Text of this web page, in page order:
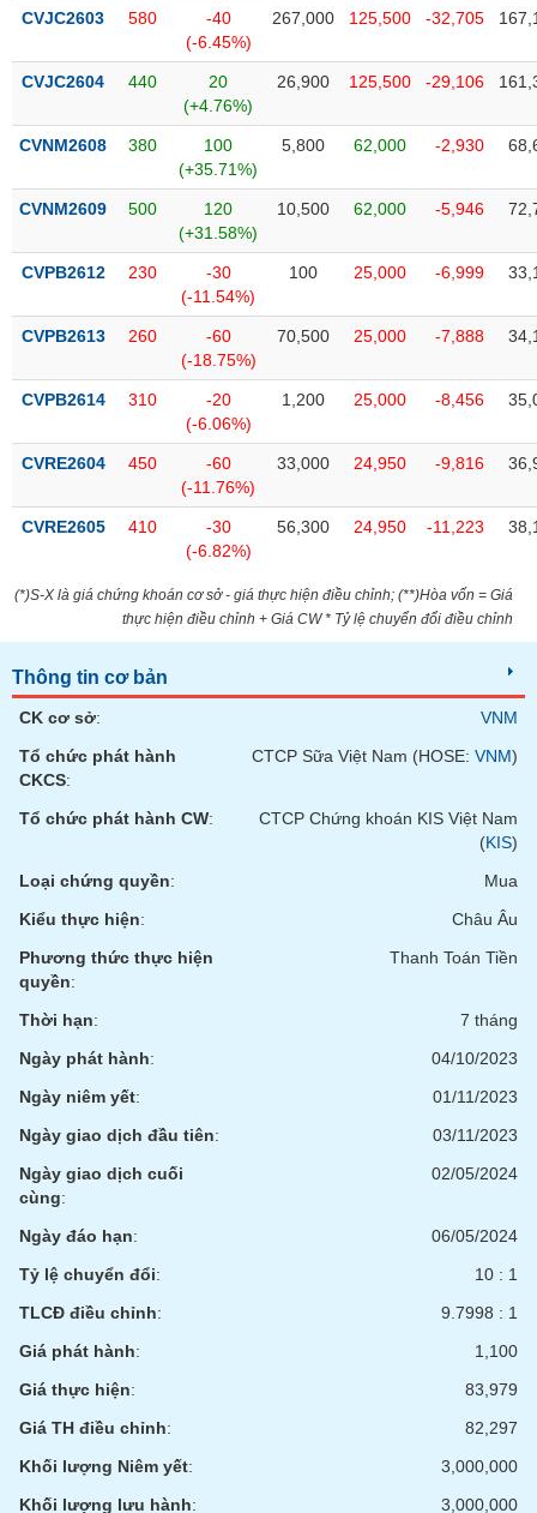
CVJC2603 580
-40
(-6.45%)
267,000 125,500 -32,705
CVJC2604 440
20
(+4.76%)
26,900 125,500 -29,106
CVNM2608 380
100
(+35.71%)
5,800 62,000 -2,930
CVNM2609 500
120
(+31.58%)
10,500 62,000 -5,946
CVPB2612 230
-30
(-11.54%)
100 25,000 -6,999
CVPB2613 260
-60
(-18.75%)
70,500 25,000 -7,888
CVPB2614 310
-20
(-6.06%)
1,200 25,000 -8,456
CVRE2604 450
-60
(-11.76%)
33,000 24,950 -9,816
CVRE2605 410
-30
(-6.82%)
56,300 24,950 -11,223
(*)S-X là giá chứng khoán cơ sở - giá thực hiện điều chỉnh; (**)Hòa vốn = Giá
thực hiện điều chỉnh + Giá CW * Tỷ lệ chuyển đổi điều chỉnh
Thông tin cơ bản
CK cơ sở:
VNM
Tổ chức phát hành
CKCS:
CTCP Sữa Việt Nam (HOSE: VNM)
Tổ chức phát hành CW:
CTCP Chứng khoán KIS Việt Nam
(KIS)
Loại chứng quyền:
Mua
Kiểu thực hiện:
Châu Âu
Phương thức thực hiện
quyền:
Thanh Toán Tiền
Thời hạn:
7 tháng
Ngày phát hành:
04/10/2023
Ngày niêm yết:
01/11/2023
Ngày giao dịch đầu tiên:
03/11/2023
Ngày giao dịch cuối
cùng:
02/05/2024
Ngày đáo hạn:
06/05/2024
Tỷ lệ chuyển đổi:
10 : 1
TLCĐ điều chỉnh:
9.7998 : 1
Giá phát hành:
1,100
Giá thực hiện:
83,979
Giá TH điều chỉnh:
82,297
Khối lượng Niêm yết:
3,000,000
Khối lượng lưu hành: 3,000,000
Công
đầu
tư
Truyền
tài
chính
Dữ
tài
chính